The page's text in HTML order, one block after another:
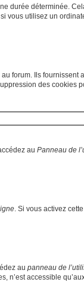
durée déterminée.
vous utilisez un
forum. Ils
des cookies
au Panneau de
. Si vous activez
au panneau de
accessible